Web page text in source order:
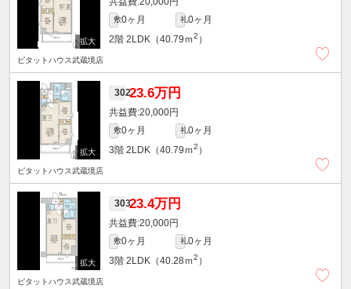
敷0ヶ月 礼0ヶ月
2階 2LDK（40.79ｍ2 ）
ピタットハウス武蔵境店
30223.6万円
20,000円
敷0ヶ月 礼0ヶ月
3階 2LDK（40.79ｍ2 ）
ピタットハウス武蔵境店
30323.4万円
20,000円
敷0ヶ月 礼0ヶ月
3階 2LDK（40.28ｍ2 ）
ピタットハウス武蔵境店